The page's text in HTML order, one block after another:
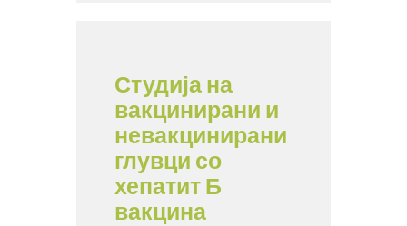
Студија на
вакцинирани и
невакцинирани
глувци со
хепатит Б
вакцина